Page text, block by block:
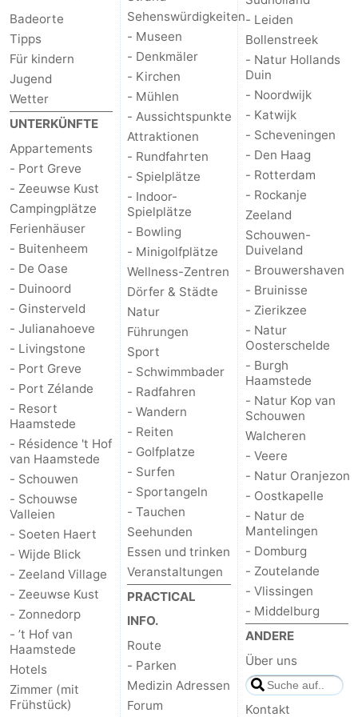
Brouwershaven
-
Bruinisse
-
Zierikzee
-
Oosterschelde
Burgh
Haamstede
-
Natur
Kop
van
Walcheren
-
Veere
Oranjezon
Oostkapelle
-
Natur
de
Mantelingen
-
Domburg
-
Zoutelande
-
Vlissingen
-
Middelburg
Wetter
Kontakt
Badeorte
Tipps
Für kindern
Jugend
Wetter
UNTERKÜNFTE
Appartements
- Port Greve
- Zeeuwse Kust
Campingplätze
Ferienhäuser
- Buitenheem
- De Oase
- Duinoord
- Ginsterveld
- Julianahoeve
- Livingstone
- Port Greve
- Port Zélande
- Resort
Haamstede
- Résidence 't Hof
van Haamstede
- Schouwen
- Schouwse
Valleien
- Soeten Haert
- Wijde Blick
- Zeeland Village
- Zeeuwse Kust
- Zonnedorp
- ’t Hof van
Haamstede
Hotels
Zimmer (mit
Frühstück)
Sehenswürdigkeiten
- Museen
- Denkmäler
- Kirchen
- Mühlen
- Aussichtspunkte
Attraktionen
- Rundfahrten
- Spielplätze
- Indoor-
Spielplätze
- Bowling
- Minigolfplätze
Wellness-Zentren
Dörfer & Städte
Natur
Führungen
Sport
- Schwimmbader
- Radfahren
- Wandern
- Reiten
- Golfplatze
- Surfen
- Sportangeln
- Tauchen
Seehunden
Essen und trinken
Veranstaltungen
PRACTICAL
INFO.
Route
- Parken
Medizin Adressen
Forum
- Leiden
Bollenstreek
- Natur Hollands
Duin
- Noordwijk
- Katwijk
- Scheveningen
- Den Haag
- Rotterdam
- Rockanje
Zeeland
Schouwen-
Duiveland
- Brouwershaven
- Bruinisse
- Zierikzee
- Natur
Oosterschelde
- Burgh
Haamstede
- Natur Kop van
Schouwen
Walcheren
- Veere
- Natur Oranjezon
- Oostkapelle
- Natur de
Mantelingen
- Domburg
- Zoutelande
- Vlissingen
- Middelburg
ANDERE
Über uns
Kontakt